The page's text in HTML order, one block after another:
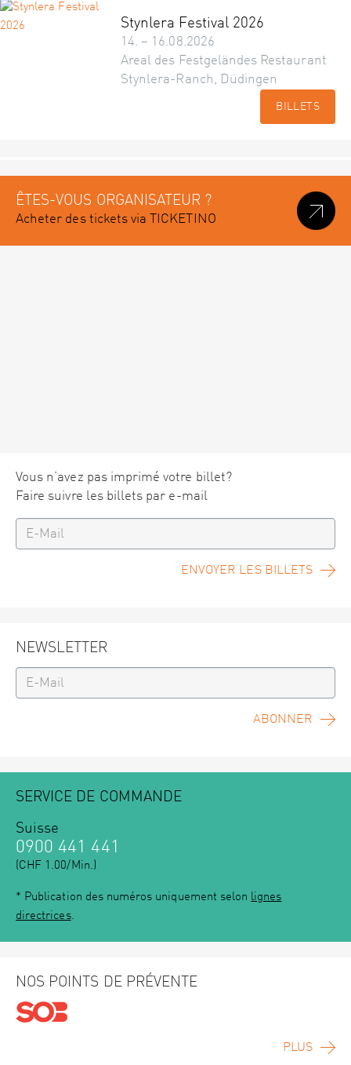
Stynlera Festival 2026
14. – 16.08.2026
Areal des Festgeländes Restaurant
Stynlera-Ranch, Düdingen
BILLETS
ÊTES-VOUS ORGANISATEUR ?
Acheter des tickets via TICKETINO
Vous n’avez pas imprimé votre billet?
Faire suivre les billets par e-mail
ENVOYER LES BILLETS
NEWSLETTER
ABONNER
SERVICE DE COMMANDE
Suisse
0900 441 441
(CHF 1.00/Min.)
* Publication des numéros uniquement selon lignes
directrices.
NOS POINTS DE PRÉVENTE
PLUS